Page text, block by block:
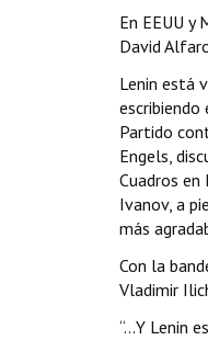
En EEUU y
David
Lenin está
Partido
Engels,
Cuadros
Ivanov, a
más
Con la
Vladimir
“…Y Lenin